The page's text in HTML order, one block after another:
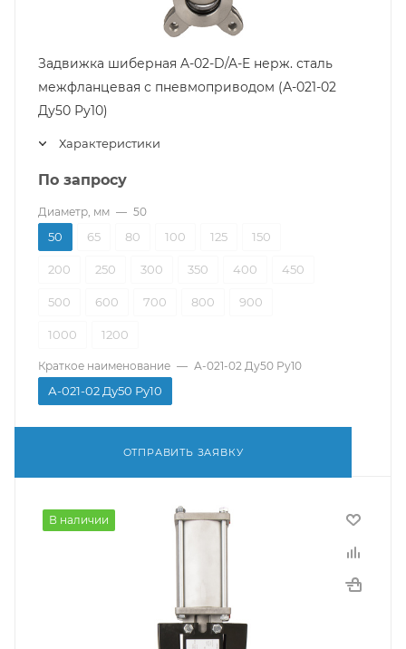
Задвижка шиберная A-02-D/A-E нерж. сталь
межфланцевая с пневмоприводом (А-021-02
Ду50 Ру10)
Характеристики
По запросу
Диаметр, мм — 50
50 65 80 100 125 150
200 250 300 350 400 450
500 600 700 800 900
1000 1200
Краткое наименование — А-021-02 Ду50 Ру10
А-021-02 Ду50 Ру10
ОТПРАВИТЬ ЗАЯВКУ
В наличии